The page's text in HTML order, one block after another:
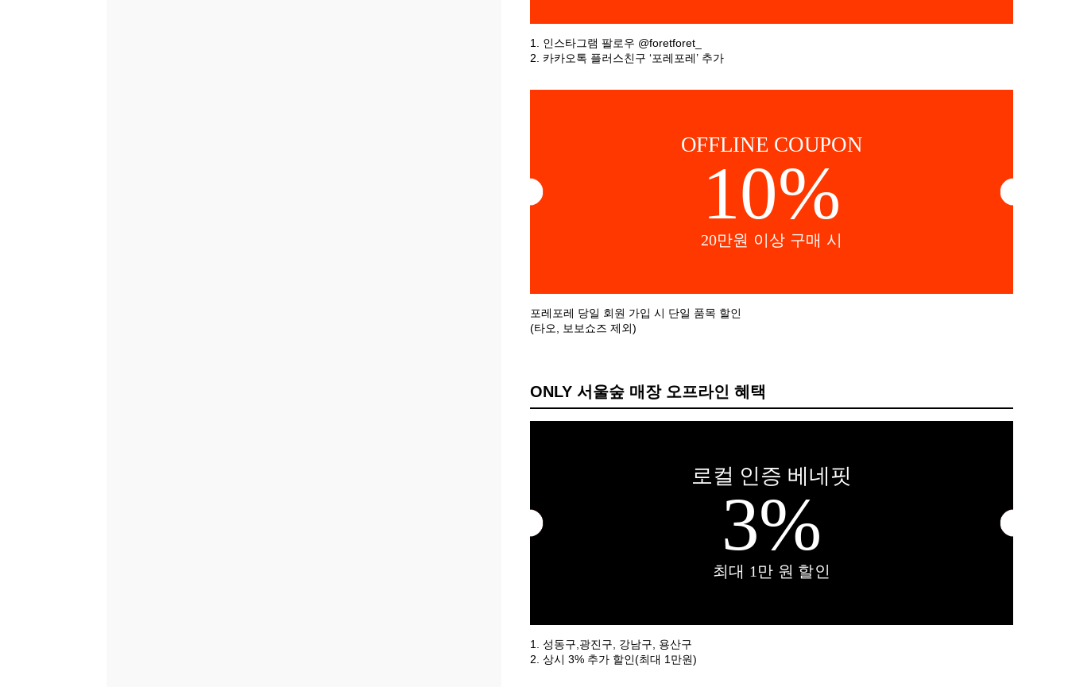
1. 인스타그램 팔로우 @foretforet_
2. 카카오톡 플러스친구 ‘포레포레’ 추가
OFFLINE COUPON
10%
20만원 이상 구매 시
포레포레 당일 회원 가입 시 단일 품목 할인
(타오, 보보쇼즈 제외)
ONLY 서울숲 매장 오프라인 혜택
로컬 인증 베네핏
3%
최대 1만 원 할인
1. 성동구,광진구, 강남구, 용산구
2. 상시 3% 추가 할인(최대 1만원)